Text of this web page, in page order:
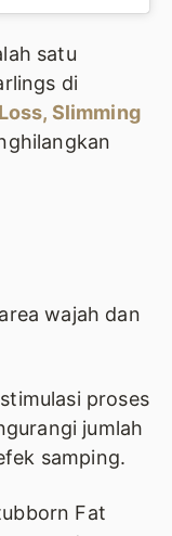
satu
di
Slimming
wajah dan
proses
jumlah
samping.
Fat